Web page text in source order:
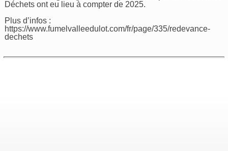
Déchets ont eu lieu à compter de 2025.
Plus d’infos :
https://www.fumelvalleedulot.com/fr/page/335/redevance-
dechets